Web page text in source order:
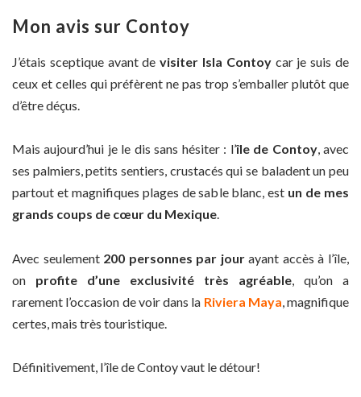
Mon avis sur Contoy
J’étais sceptique avant de visiter Isla Contoycar je suis de
ceux et celles qui préfèrent ne pas trop s’emballer plutôt que
d’être déçus.
Mais aujourd’hui je le dis sans hésiter : l’île de Contoy, avec
ses palmiers, petits sentiers, crustacés qui se baladent un peu
partout et magnifiques plages de sable blanc, est un de mes
grands coups de cœur du Mexique.
Avec seulement 200 personnes par jourayant accès à l’île,
on profite d’une exclusivité très agréable , qu’on a
rarement l’occasion de voir dans la Riviera Maya , magnifique
certes, mais très touristique.
Définitivement, l’île de Contoy vaut le détour!